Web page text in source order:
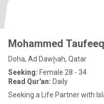
Mohammed Taufeeq
Doha, Ad Dawḩah, Qatar
Seeking: Female 28 - 34
Read Qur'an: Daily
Seeking a Life Partner with